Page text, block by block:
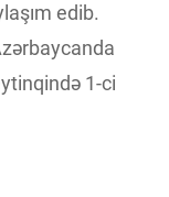
edib.
1-ci